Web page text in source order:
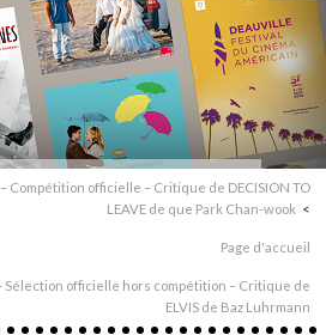
Compétition officielle – Critique de DECISION TO
LEAVE de que Park Chan-wook
Page d'accueil
Sélection officielle hors compétition – Critique de
ELVIS de Baz Luhrmann